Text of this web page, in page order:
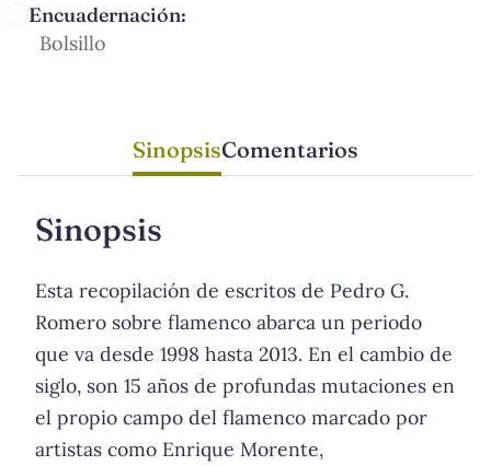
Encuadernación:
Bolsillo
SinopsisComentarios
Sinopsis
Esta recopilación de escritos de Pedro G.
Romero sobre flamenco abarca un periodo
que va desde 1998 hasta 2013. En el cambio de
siglo, son 15 años de profundas mutaciones en
el propio campo del flamenco marcado por
artistas como Enrique Morente,